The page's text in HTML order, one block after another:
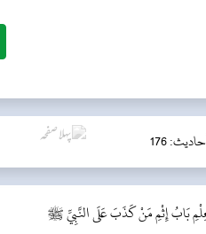
176
بَابُ إِثْمِ مَنْ كَذَبَ عَلَى النَّبِيِّ ﷺ